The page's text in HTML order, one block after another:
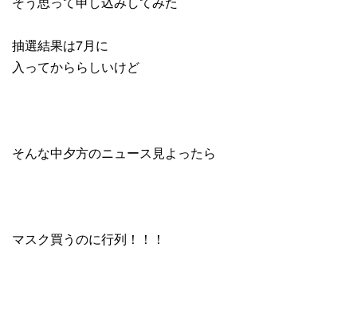
抽選結果は7月に
入ってかららしいけど
そんな中夕方のニュース見よったら
マスク買うのに行列！！！